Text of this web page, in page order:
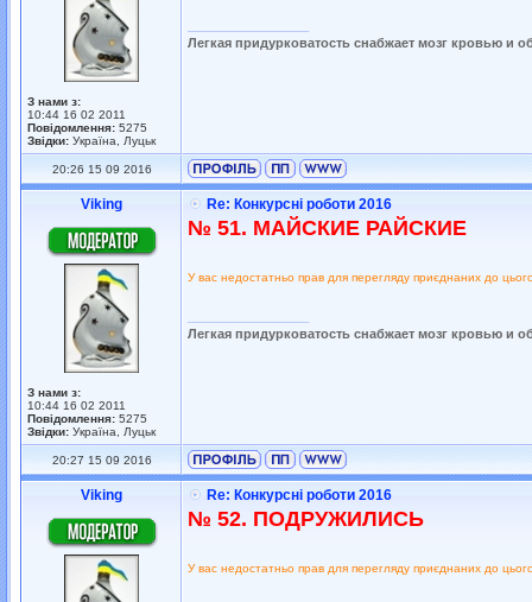
З нами з:
10:44 16 02 2011
Повідомлення: 5275
Звідки: Україна, Луцьк
Легкая придурковатость снабжает мозг кровью и
20:26 15 09 2016
Viking
З нами з:
10:44 16 02 2011
Повідомлення: 5275
Звідки: Україна, Луцьк
Re: Конкурсні роботи 2016
№ 51. МАЙСКИЕ РАЙСКИЕ
У вас недостатньо прав для перегляду приєднаних до
Легкая придурковатость снабжает мозг кровью и
20:27 15 09 2016
Viking Re: Конкурсні роботи 2016
№ 52. ПОДРУЖИЛИСЬ
У вас недостатньо прав для перегляду приєднаних до